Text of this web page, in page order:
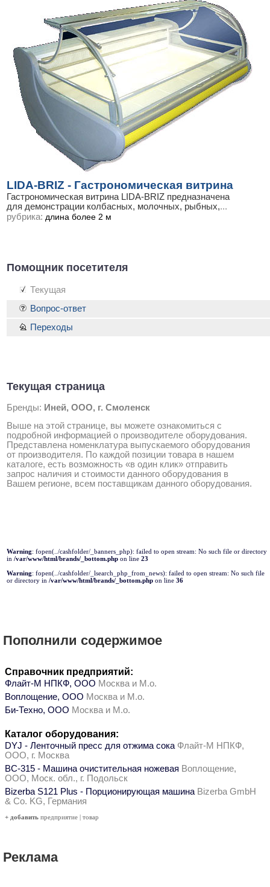
LIDA-BRIZ - Гастрономическая витрина
Гастрономическая витрина LIDA-BRIZ предназначена
для демонстрации колбасных, молочных, рыбных,...
рубрика: длина более 2 м
Помощник посетителя
Текущая
Текущая страница
Бренды: Иней, ООО, г. Смоленск
Выше на этой странице, вы можете ознакомиться с
подробной информацией о производителе оборудования.
Представлена номенклатура выпускаемого оборудования
от производителя. По каждой позиции товара в нашем
каталоге, есть возможность «в один клик» отправить
запрос наличия и стоимости данного оборудования в
Вашем регионе, всем поставщикам данного оборудования.
Вопрос-ответ
Переходы
Warning: fopen(../cashfolder/_banners_php): failed to open stream: No such file or directory
in /var/www/html/brands/_bottom.php on line 23
Warning: fopen(../cashfolder/_lsearch_php_from_news): failed to open stream: No such file
or directory in /var/www/html/brands/_bottom.php on line 36
Пополнили содержимое
Справочник предприятий:
Флайт-М НПКФ, ООО Москва и М.о.
Воплощение, ООО Москва и М.о.
Би-Техно, ООО Москва и М.о.
Каталог оборудования:
DYJ - Ленточный пресс для отжима сока Флайт-М НПКФ,
ООО, г. Москва
ВС-315 - Машина очистительная ножевая Воплощение,
ООО, Моск. обл., г. Подольск
Bizerba S121 Plus - Порционирующая машина Bizerba GmbH
& Co. KG, Германия
+ добавить предприятие | товар
Реклама